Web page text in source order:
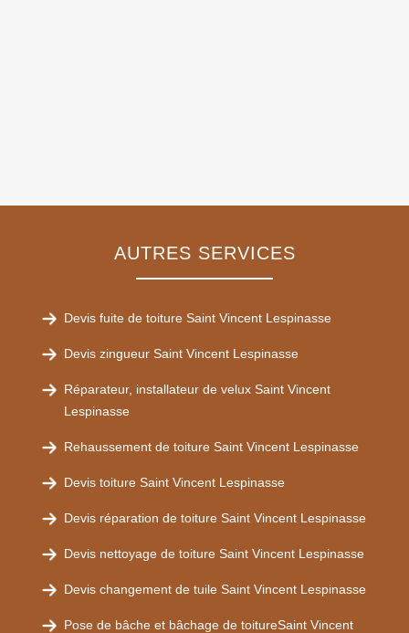
AUTRES SERVICES
Devis fuite de toiture Saint Vincent Lespinasse
Devis zingueur Saint Vincent Lespinasse
Réparateur, installateur de velux Saint Vincent
Lespinasse
Rehaussement de toiture Saint Vincent Lespinasse
Devis toiture Saint Vincent Lespinasse
Devis réparation de toiture Saint Vincent Lespinasse
Devis nettoyage de toiture Saint Vincent Lespinasse
Devis changement de tuile Saint Vincent Lespinasse
Pose de bâche et bâchage de toitureSaint Vincent